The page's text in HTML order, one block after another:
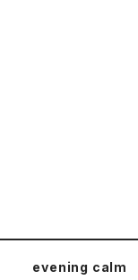
evening calm